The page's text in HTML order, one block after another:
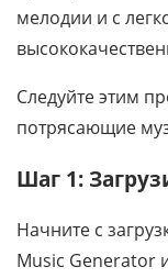
мелодии и с
Следуйте этим
потрясающие
Шаг 1:
Начните с
Music Generator